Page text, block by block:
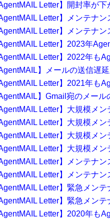
AgentMAIL Letter】開封率が
AgentMAIL Letter】メンテナ
AgentMAIL Letter】メンテナ
AgentMAIL Letter】2023年
AgentMAIL Letter】2022年も
AgentMAIL】メールの送信遅
AgentMAIL Letter】2021年も
AgentMAIL】Gmail宛のメー
AgentMAIL Letter】大規模メ
AgentMAIL Letter】大規模メ
AgentMAIL Letter】大規模メ
AgentMAIL Letter】大規模メ
AgentMAIL Letter】メンテナ
AgentMAIL Letter】メンテナ
AgentMAIL Letter】緊急メン
AgentMAIL Letter】緊急メン
AgentMAIL Letter】2020年も